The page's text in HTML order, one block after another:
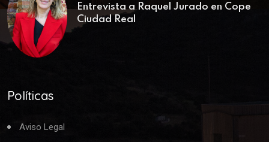
Entrevista a Raquel Jurado en Cope
Ciudad Real
Políticas
Aviso Legal